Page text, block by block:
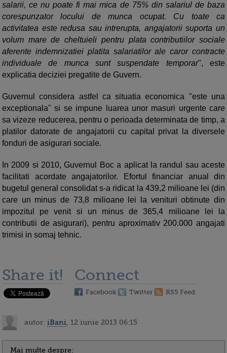
salarii, ce nu poate fi mai mica de 75% din salariul de baza
corespunzator locului de munca ocupat. Cu toate ca
activitatea este redusa sau intrerupta, angajatorii suporta un
volum mare de cheltuieli pentru plata contributiilor sociale
aferente indemnizatiei platita salariatilor ale caror contracte
individuale de munca sunt suspendate temporar", este
explicatia deciziei pregatite de Guvern.
Guvernul considera astfel ca situatia economica "este una
exceptionala" si se impune luarea unor masuri urgente care
sa vizeze reducerea, pentru o perioada determinata de timp, a
platilor datorate de angajatorii cu capital privat la diversele
fonduri de asigurari sociale.
In 2009 si 2010, Guvernul Boc a aplicat la randul sau aceste
facilitati acordate angajatorilor. Efortul financiar anual din
bugetul general consolidat s-a ridicat la 439,2 milioane lei (din
care un minus de 73,8 milioane lei la venituri obtinute din
impozitul pe venit si un minus de 365,4 milioane lei la
contributii de asigurari), pentru aproximativ 200.000 angajati
trimisi in somaj tehnic.
Share it! Connect
Facebook Twitter RSS Feed
autor: iBani , 12 iunie 2013 06:15
Mai multe despre: